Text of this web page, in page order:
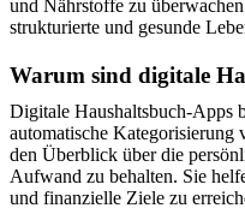
und Nährstoffe zu
strukturierte und gesunde
Warum sind digitale
Digitale Haushaltsbuch-Apps
automatische
den Überblick über die
Aufwand zu behalten. Sie
und finanzielle Ziele zu